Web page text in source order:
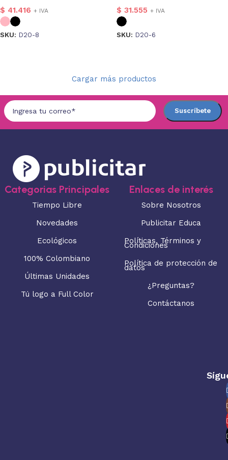
$ 41.416 + IVA
SKU: D20-8
$ 31.555 + IVA
SKU: D20-6
Cargar más productos
Categorias Principales
Tiempo Libre
Novedades
Ecológicos
100% Colombiano
Últimas Unidades
Tú logo a Full Color
Enlaces de interés
Sobre Nosotros
Publicitar Educa
Políticas, Términos y
Condiciones
Política de protección de
datos
¿Preguntas?
Contáctanos